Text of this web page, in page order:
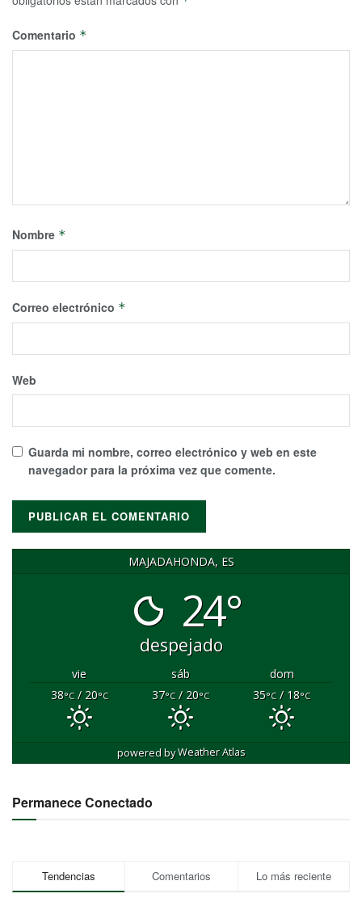
Comentario *
Nombre *
Correo electrónico *
Web
Guarda mi nombre, correo electrónico y web en este
navegador para la próxima vez que comente.
MAJADAHONDA, ES
24°
despejado
vie sáb
dom
38°C/ 20°C 37°C/ 20°C 35°C/ 18°C
powered byWeather Atlas
Permanece Conectado
Tendencias Comentarios Lo más reciente